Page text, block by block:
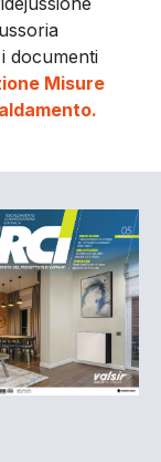
documenti
Misure